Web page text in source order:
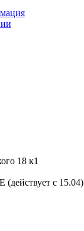
18 к1
с 15.04)